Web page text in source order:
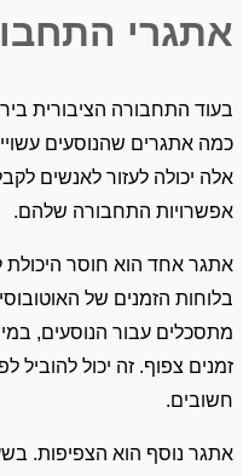
אתגרי
בעוד התחבורה הציבורית
כמה אתגרים שהנוסעים
אלה יכולה לעזור לאנשים
אפשרויות התחבורה שלהם.
אתגר אחד הוא חוסר היכולת
בלוחות הזמנים של
מתסכלים עבור הנוסעים,
זמנים צפוף. זה יכול להוביל
חשובים.
אתגר נוסף הוא הצפיפות.